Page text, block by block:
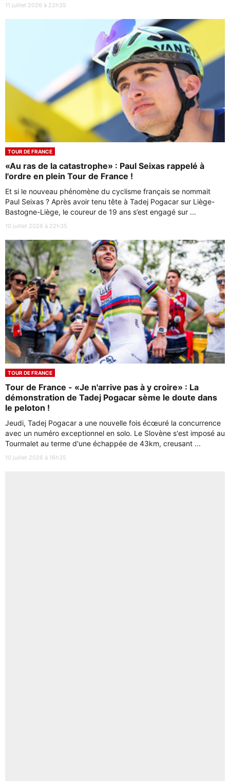
11 juillet 2026 à 22h35
TOUR DE FRANCE
«Au ras de la catastrophe» : Paul Seixas rappelé à
l'ordre en plein Tour de France !
Et si le nouveau phénomène du cyclisme français se nommait
Paul Seixas ? Après avoir tenu tête à Tadej Pogacar sur Liège-
Bastogne-Liège, le coureur de 19 ans s’est engagé sur ...
10 juillet 2026 à 22h35
TOUR DE FRANCE
Tour de France - «Je n'arrive pas à y croire» : La
démonstration de Tadej Pogacar sème le doute dans
le peloton !
Jeudi, Tadej Pogacar a une nouvelle fois écœuré la concurrence
avec un numéro exceptionnel en solo. Le Slovène s'est imposé au
Tourmalet au terme d'une échappée de 43km, creusant ...
10 juillet 2026 à 16h35